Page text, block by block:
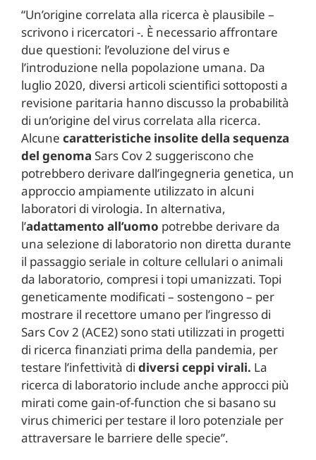
“Un’origine correlata alla ricerca è plausibile –
scrivono i ricercatori -. È necessario affrontare
due questioni: l’evoluzione del virus e
l’introduzione nella popolazione umana. Da
luglio 2020, diversi articoli scientifici sottoposti a
revisione paritaria hanno discusso la probabilità
di un’origine del virus correlata alla ricerca.
Alcune caratteristiche insolite della sequenza
del genoma Sars Cov 2 suggeriscono che
potrebbero derivare dall’ingegneria genetica, un
approccio ampiamente utilizzato in alcuni
laboratori di virologia. In alternativa,
l’adattamento all’uomo potrebbe derivare da
una selezione di laboratorio non diretta durante
il passaggio seriale in colture cellulari o animali
da laboratorio, compresi i topi umanizzati. Topi
geneticamente modificati – sostengono – per
mostrare il recettore umano per l’ingresso di
Sars Cov 2 (ACE2) sono stati utilizzati in progetti
di ricerca finanziati prima della pandemia, per
testare l’infettività di diversi ceppi virali. La
ricerca di laboratorio include anche approcci più
mirati come gain-of-function che si basano su
virus chimerici per testare il loro potenziale per
attraversare le barriere delle specie”.